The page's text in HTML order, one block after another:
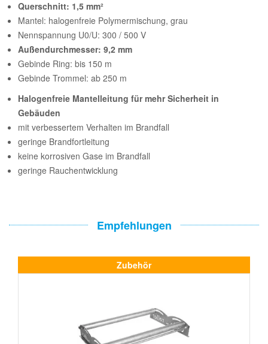
Querschnitt: 1,5 mm²
Mantel: halogenfreie Polymermischung, grau
Nennspannung U0/U: 300 / 500 V
Außendurchmesser: 9,2 mm
Gebinde Ring: bis 150 m
Gebinde Trommel: ab 250 m
Halogenfreie Mantelleitung für mehr Sicherheit in
Gebäuden
mit verbessertem Verhalten im Brandfall
geringe Brandfortleitung
keine korrosiven Gase im Brandfall
geringe Rauchentwicklung
Empfehlungen
Zubehör